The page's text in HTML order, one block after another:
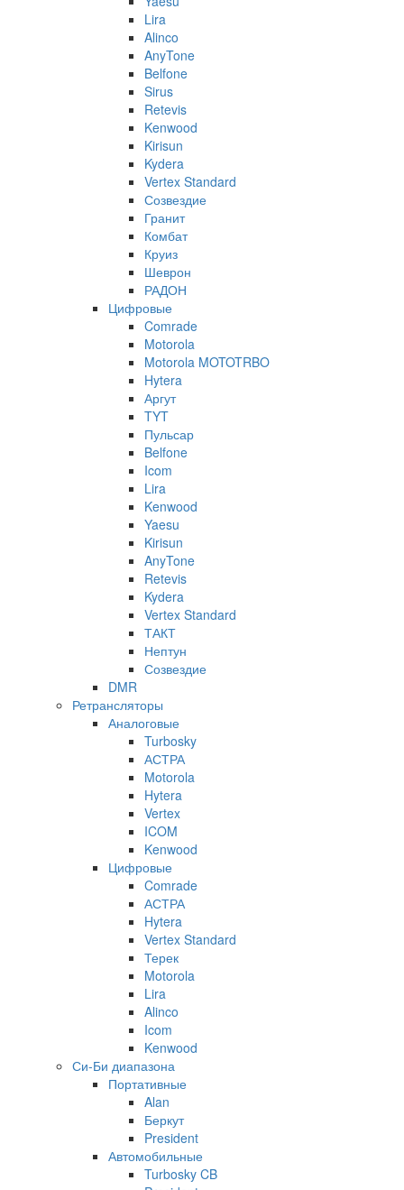
Lira
Alinco
AnyTone
Belfone
Sirus
Retevis
Kenwood
Kirisun
Kydera
Vertex Standard
Созвездие
Гранит
Комбат
Круиз
Шеврон
РАДОН
Цифровые
Comrade
Motorola
Motorola MOTOTRBO
Hytera
Аргут
TYT
Пульсар
Belfone
Icom
Lira
Kenwood
Yaesu
Kirisun
AnyTone
Retevis
Kydera
Vertex Standard
ТАКТ
Нептун
Созвездие
DMR
Ретрансляторы
Аналоговые
Turbosky
АСТРА
Motorola
Hytera
Vertex
ICOM
Kenwood
Цифровые
Comrade
АСТРА
Hytera
Vertex Standard
Терек
Motorola
Lira
Alinco
Icom
Kenwood
Си-Би диапазона
Портативные
Alan
Беркут
President
Автомобильные
Turbosky CB